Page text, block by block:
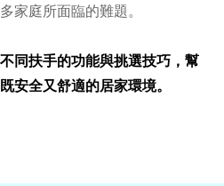
家庭所面臨的難題。
扶手的功能與挑選技巧，幫
安全又舒適的居家環境。